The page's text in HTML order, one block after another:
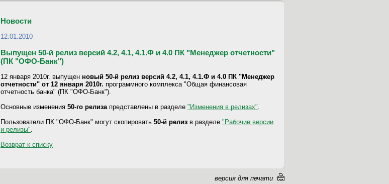
Новости
12.01.2010
Выпущен 50-й релиз версий 4.2, 4.1, 4.1.Ф и 4.0 ПК "Менеджер отчетности"
(ПК "ОФО-Банк")
12 января 2010г. выпущен новый 50-й релиз версий 4.2, 4.1, 4.1.Ф и 4.0 ПК "Менеджер
отчетности" от 12 января 2010г. программного комплекса "Общая финансовая
отчетность банка" (ПК "ОФО-Банк").
Основные изменения 50-го релиза представлены в разделе "Изменения в релизах"
Пользователи ПК "ОФО-Банк" могут скопировать 50-й релиз в разделе "Рабочие версии
и релизы"
Возврат к списку
версия для печати